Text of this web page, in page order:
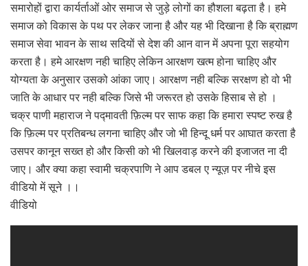
समारोहों द्वारा कार्यर्ताओं ओर समाज से जुड़े लोगों का हौशला बढ़ता है। हमे
समाज को विकास के पथ पर लेकर जाना है और यह भी दिखाना है कि ब्राह्मण
समाज सेवा भावन के साथ सदियों से देश की आन वान में अपना पूरा सहयोग
करता है। हमे आरक्षण नही चाहिए लेकिन आरक्षण खत्म होना चाहिए और
योग्यता के अनुसार उसको आंका जाए। आरक्षण नही बल्कि सरक्षण हो वो भी
जाति के आधार पर नही बल्कि जिसे भी जरूरत हो उसके हिसाब से हो ।
चक्र पाणी महाराज ने पद्मावती फ़िल्म पर साफ कहा कि हमारा स्पष्ट रुख है
कि फ़िल्म पर प्रतिबन्ध लगना चाहिए और जो भी हिन्दू धर्म पर आघात करता है
उसपर कानून सख्त हो और किसी को भी खिलवाड़ करने की इजाजत ना दी
जाए। और क्या कहा स्वामी चक्रपाणि ने आप डबल ए न्यूज़ पर नीचे इस
वीडियो में सूने ।।
वीडियो